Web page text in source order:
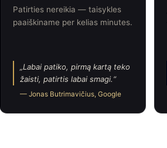
Patirties nereikia — taisykles
paaiškiname per kelias minutes.
Labai patiko, pirmą kartą teko
žaisti, patirtis labai smagi.
— Jonas Butrimavičius, Google